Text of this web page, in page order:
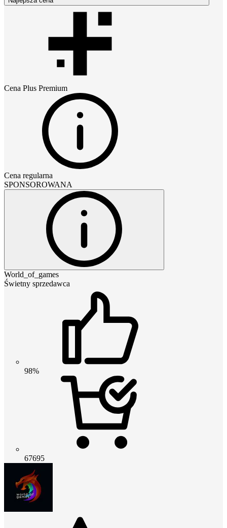
Cena Plus Premium
Cena regularna
SPONSOROWANA
World_of_games
Świetny sprzedawca
98%
67695